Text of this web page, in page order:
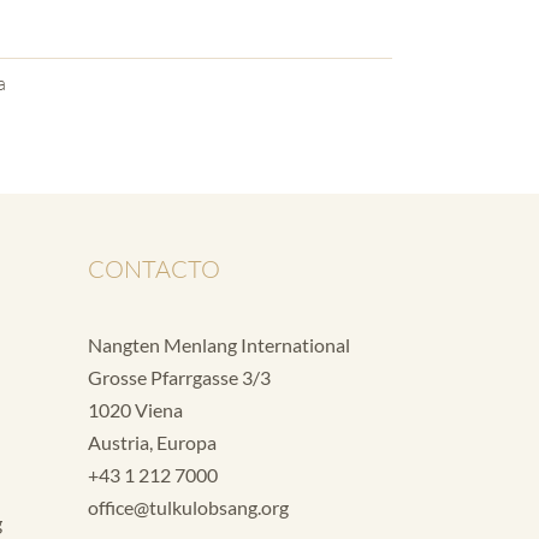
CONTACTO
Nangten Menlang International
Grosse Pfarrgasse 3/3
1020 Viena
Austria, Europa
+43 1 212 7000
office@tulkulobsang.org